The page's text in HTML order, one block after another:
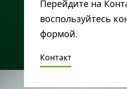
Перейдите на
воспользуйтесь
формой.
Контакт